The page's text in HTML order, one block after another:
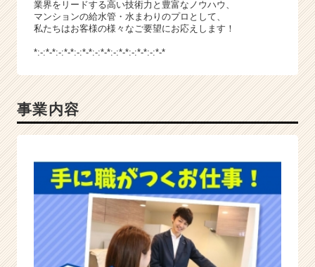
a
r
e
業界をリードする高い技術力と豊富なノウハウ、
マンションの給水管・水まわりのプロとして、
私たちはお客様の様々なご要望にお応えします！
*:-:*-*:-:*-*:-:*-*:-:*-*:-:*-*:-:*-*:-:*-*
事業内容